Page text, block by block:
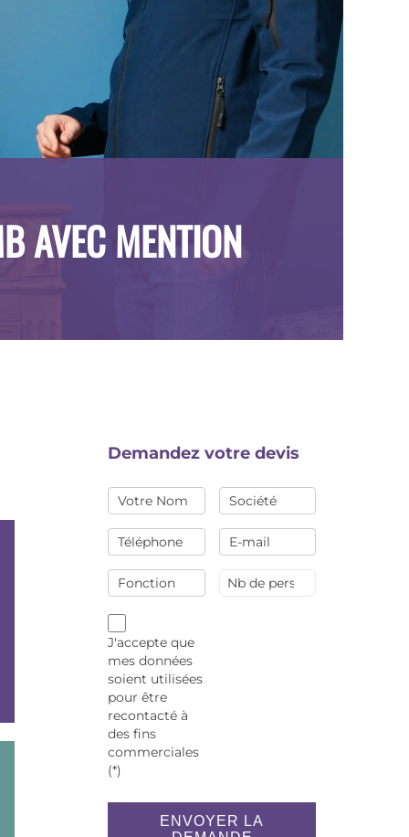
AVEC MENTION
Demandez votre devis
J'accepte que
mes données
soient utilisées
pour être
recontacté à
des fins
commerciales
(*)
ENVOYER LA